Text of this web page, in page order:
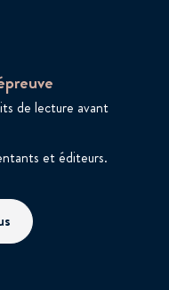
de lecture avant
et éditeurs.